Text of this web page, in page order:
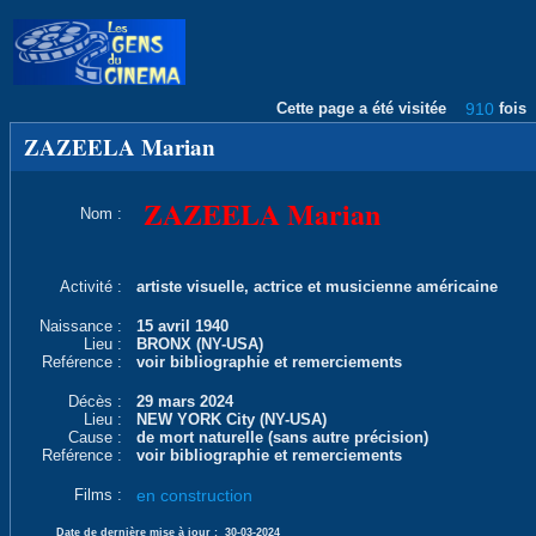
Cette page a été visitée 910 fois
ZAZEELA Marian
Nom : ZAZEELA Marian
Activité : artiste visuelle, actrice et musicienne américaine
Naissance :
15 avril 1940
Lieu :
BRONX (NY-USA)
Reférence :
voir bibliographie et remerciements
Décès :
29 mars 2024
Lieu :
NEW YORK City (NY-USA)
Cause :
de mort naturelle (sans autre précision)
Reférence :
voir bibliographie et remerciements
Films : en construction
Date de dernière mise à jour : 30-03-2024